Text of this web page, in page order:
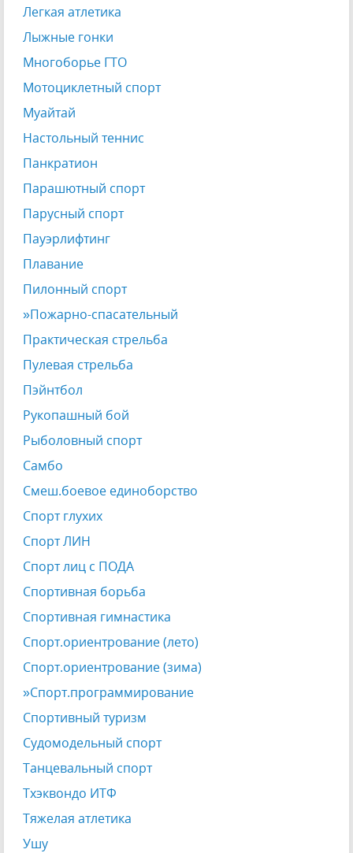
Легкая атлетика
Лыжные гонки
Многоборье ГТО
Мотоциклетный спорт
Муайтай
Настольный теннис
Панкратион
Парашютный спорт
Парусный спорт
Пауэрлифтинг
Плавание
Пилонный спорт
»Пожарно-спасательный
Практическая стрельба
Пулевая стрельба
Пэйнтбол
Рукопашный бой
Рыболовный спорт
Самбо
Смеш.боевое единоборство
Спорт глухих
Спорт ЛИН
Спорт лиц с ПОДА
Спортивная борьба
Спортивная гимнастика
Спорт.ориентрование (лето)
Спорт.ориентрование (зима)
»Спорт.программирование
Спортивный туризм
Судомодельный спорт
Танцевальный спорт
Тхэквондо ИТФ
Тяжелая атлетика
Ушу